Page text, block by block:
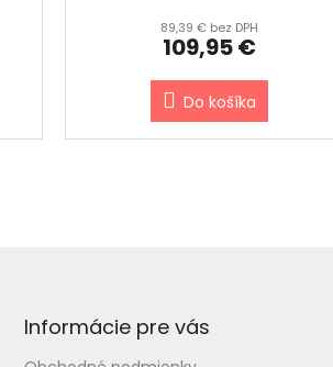
89,39 € bez DPH
109,95 €
Do košíka
Informácie pre vás